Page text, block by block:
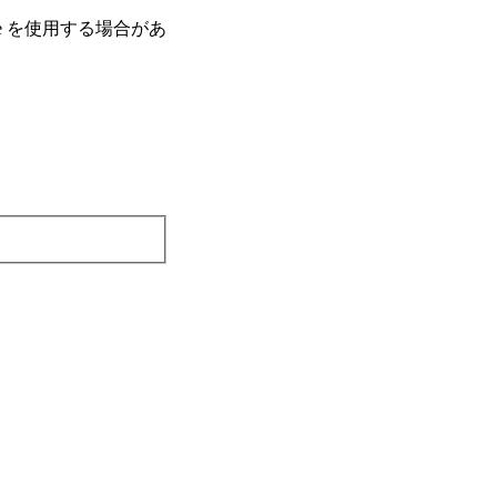
使⽤する場合があ